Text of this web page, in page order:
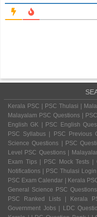
Kerala PSC | PSC Thulasi |
Malayalam PSC Questions |
English GK | PSC English
PSC Syllabus | PSC Previous
Science Questions | PSC
Level PSC Questions |
Exam Tips | PSC Mock Tests
Notifications | PSC Thulasi
PSC Exam Calendar | Kerala
General Science PSC
PSC Ranked Lists | Kerala
Government Jobs | LDC